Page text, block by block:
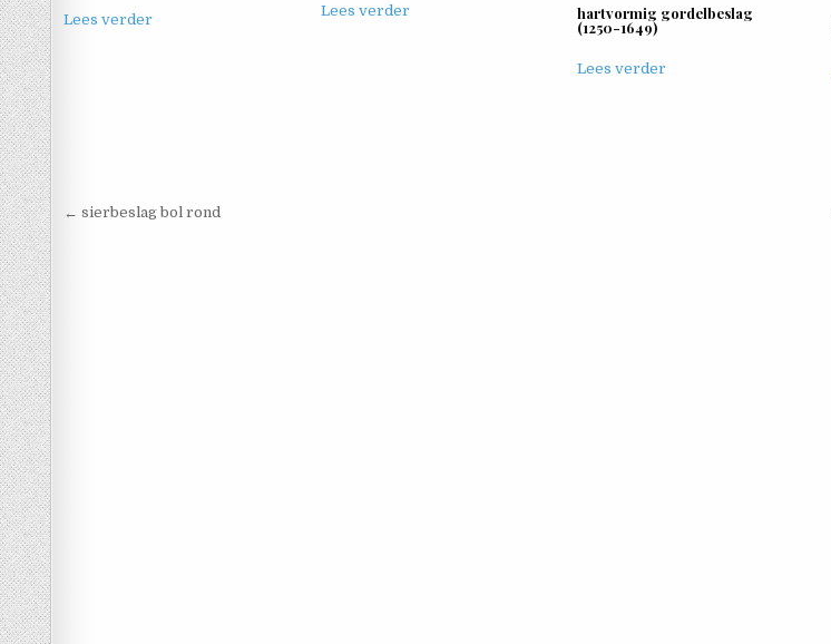
Lees verder
Lees verder hartvormig gordelbeslag
(1250-1649)
Lees verder
Berichtnavigatie
← sierbeslag bol rond